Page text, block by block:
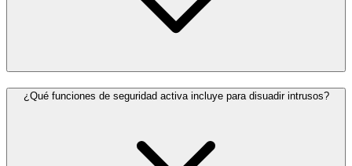
¿Qué funciones de seguridad activa incluye para disuadir intrusos?